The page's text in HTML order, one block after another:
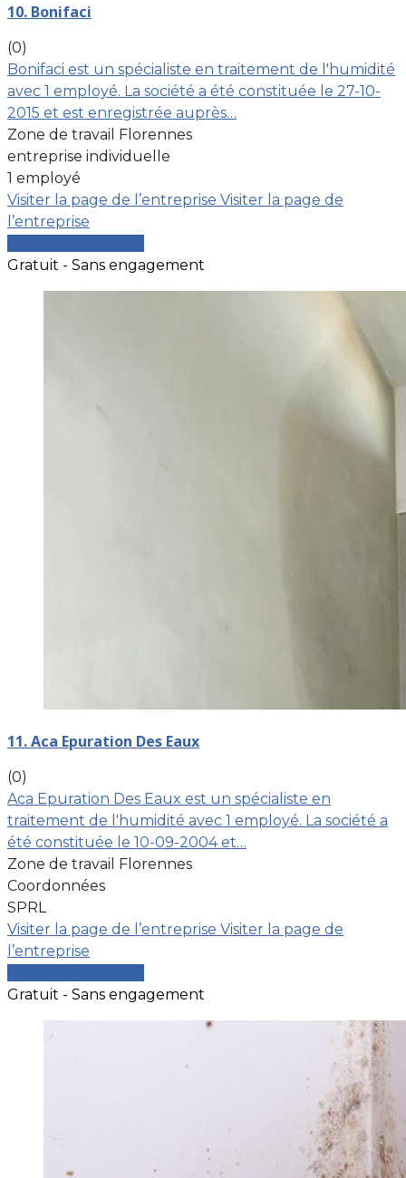
10. Bonifaci
(0)
Bonifaci est un spécialiste en traitement de l'humidité
avec 1 employé. La société a été constituée le 27-10-
2015 et est enregistrée auprès…
Zone de travail Florennes
entreprise individuelle
1 employé
Visiter la page de l’entreprise Visiter la page de
l’entreprise
Gratuit - Sans engagement
11. Aca Epuration Des Eaux
(0)
Aca Epuration Des Eaux est un spécialiste en
traitement de l'humidité avec 1 employé. La société a
été constituée le 10-09-2004 et…
Zone de travail Florennes
Coordonnées
SPRL
Visiter la page de l’entreprise Visiter la page de
l’entreprise
Gratuit - Sans engagement